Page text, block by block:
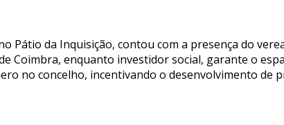
Pátio da Inquisição, contou com a presença do
Coimbra, enquanto investidor social, garante o
no concelho, incentivando o desenvolvimento de